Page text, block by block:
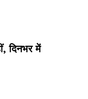
दिनभर में